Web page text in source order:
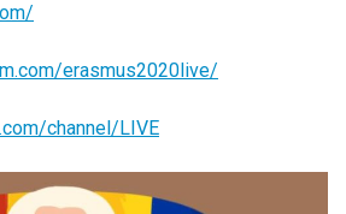
erasmus2020live/
channel/LIVE